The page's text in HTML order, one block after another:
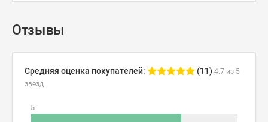
Отзывы
Средняя оценка покупателей: (11) 4.7 из 5
звезд
5